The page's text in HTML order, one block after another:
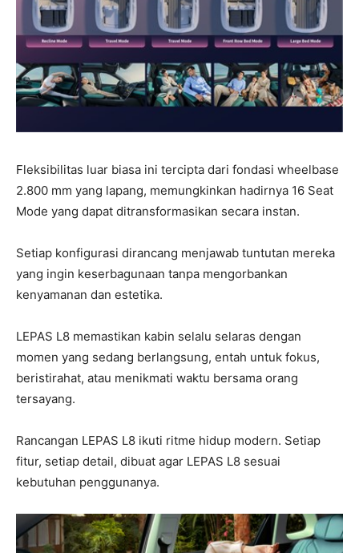
Fleksibilitas luar biasa ini tercipta dari fondasi wheelbase
2.800 mm yang lapang, memungkinkan hadirnya 16 Seat
Mode yang dapat ditransformasikan secara instan.
Setiap konfigurasi dirancang menjawab tuntutan mereka
yang ingin keserbagunaan tanpa mengorbankan
kenyamanan dan estetika.
LEPAS L8 memastikan kabin selalu selaras dengan
momen yang sedang berlangsung, entah untuk fokus,
beristirahat, atau menikmati waktu bersama orang
tersayang.
Rancangan LEPAS L8 ikuti ritme hidup modern. Setiap
fitur, setiap detail, dibuat agar LEPAS L8 sesuai
kebutuhan penggunanya.